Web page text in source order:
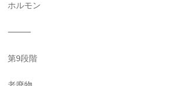
ホルモン
⸻
第9段階